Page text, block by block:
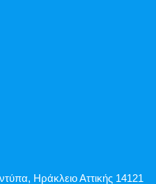
Ηράκλειο Αττικής 14121